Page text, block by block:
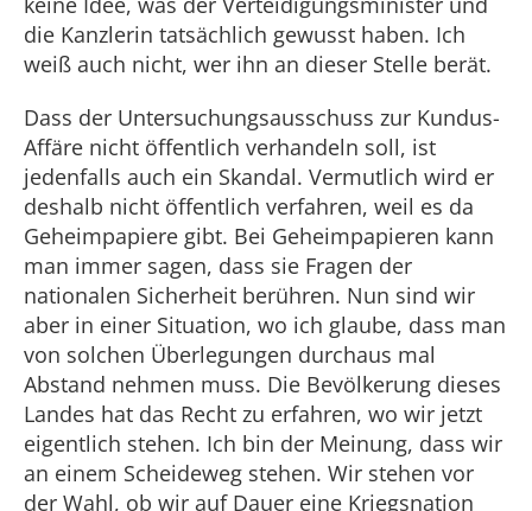
die Kanzlerin tatsächlich gewusst haben. Ich
weiß auch nicht, wer ihn an dieser Stelle berät.
Dass der Untersuchungsausschuss zur Kundus-
Affäre nicht öffentlich verhandeln soll, ist
jedenfalls auch ein Skandal. Vermutlich wird er
deshalb nicht öffentlich verfahren, weil es da
Geheimpapiere gibt. Bei Geheimpapieren kann
man immer sagen, dass sie Fragen der
nationalen Sicherheit berühren. Nun sind wir
aber in einer Situation, wo ich glaube, dass man
von solchen Überlegungen durchaus mal
Abstand nehmen muss. Die Bevölkerung dieses
Landes hat das Recht zu erfahren, wo wir jetzt
eigentlich stehen. Ich bin der Meinung, dass wir
an einem Scheideweg stehen. Wir stehen vor
der Wahl, ob wir auf Dauer eine Kriegsnation